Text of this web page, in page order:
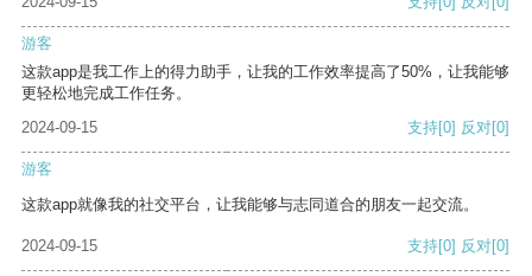
游客
这款app是我工作上的得力助手，让我的工作效率提高了50%，让我能够
更轻松地完成工作任务。
2024-09-15
支持[0] 反对[0]
游客
这款app就像我的社交平台，让我能够与志同道合的朋友一起交流。
2024-09-15 支持[0] 反对[0]